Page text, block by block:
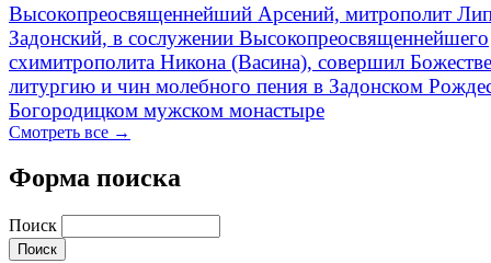
Высокопреосвященнейший Арсений, митрополит
Задонский, в сослужении Высокопреосвященнейшего
схимитрополита Никона (Васина), совершил
литургию и чин молебного пения в Задонском
Богородицком мужском монастыре
Смотреть все →
Форма поиска
Поиск